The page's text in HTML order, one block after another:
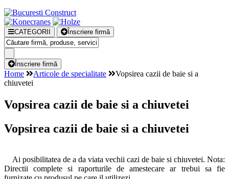
CATEGORII Înscriere firmă
Înscriere firmă
Home Articole de specialitate
Vopsirea cazii de baie si a
chiuvetei
Vopsirea cazii de baie si a chiuvetei
Vopsirea cazii de baie si a chiuvetei
Ai posibilitatea de a da viata vechii cazi de baie si chiuvetei. Nota:
Directii complete si raporturile de amestecare ar trebui sa fie